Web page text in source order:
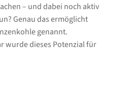
– und dabei noch aktiv
Genau das ermöglicht
genannt.
wurde dieses Potenzial für